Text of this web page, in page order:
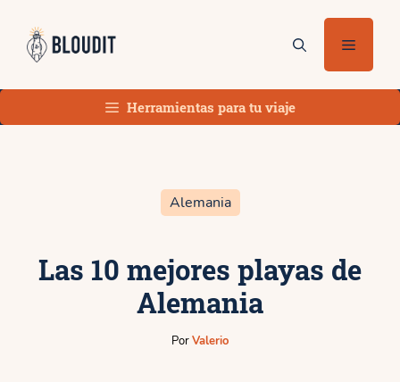
contenido
Menú
Herramientas para tu viaje
Alemania
Las 10 mejores playas de
Alemania
PorValerio